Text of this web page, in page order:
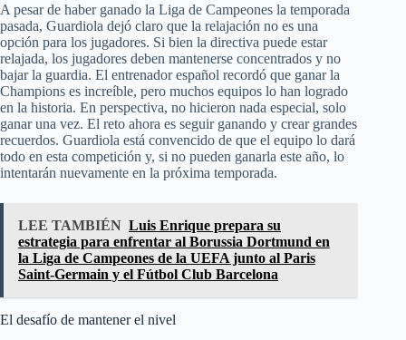
A pesar de haber ganado la Liga de Campeones la temporada
pasada, Guardiola dejó claro que la relajación no es una
opción para los jugadores. Si bien la directiva puede estar
relajada, los jugadores deben mantenerse concentrados y no
bajar la guardia. El entrenador español recordó que ganar la
Champions es increíble, pero muchos equipos lo han logrado
en la historia. En perspectiva, no hicieron nada especial, solo
ganar una vez. El reto ahora es seguir ganando y crear grandes
recuerdos. Guardiola está convencido de que el equipo lo dará
todo en esta competición y, si no pueden ganarla este año, lo
intentarán nuevamente en la próxima temporada.
LEE TAMBIÉN Luis Enrique prepara su
estrategia para enfrentar al Borussia Dortmund en
la Liga de Campeones de la UEFA junto al Paris
Saint-Germain y el Fútbol Club Barcelona
El desafío de mantener el nivel